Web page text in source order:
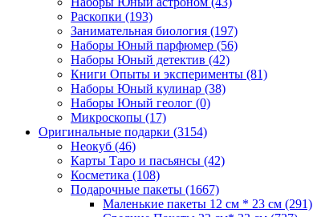
Раскопки (193)
Занимательная биология (197)
Наборы Юный парфюмер (56)
Наборы Юный детектив (42)
Книги Опыты и эксперименты (81)
Наборы Юный кулинар (38)
Наборы Юный геолог (0)
Микроскопы (17)
Оригинальные подарки (3154)
Неокуб (46)
Карты Таро и пасьянсы (42)
Косметика (108)
Подарочные пакеты (1667)
Маленькие пакеты 12 см * 23 см (291)